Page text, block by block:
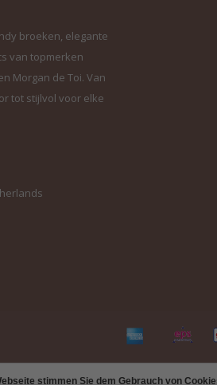
stimmen Sie dem Gebrauch von
broeken, elegante
van topmerken
Morgan de Toi. Van
tot stijlvol voor elke